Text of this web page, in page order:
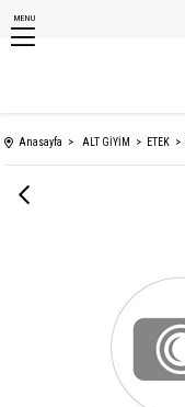
MENU
Anasayfa ALT GİYİM ETEK